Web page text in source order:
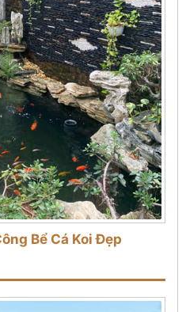
Bể Cá Koi Đẹp